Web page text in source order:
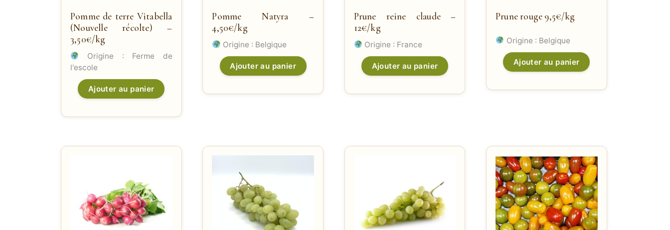
Pomme de terre Vitabella
(Nouvelle récolte) –
3,50€/kg
Origine : Ferme de
l'escole
Ajouter au panier
Pomme Natyra –
4,50€/kg
Origine : Belgique
Ajouter au panier
Prune reine claude –
12€/kg
Origine : France
Ajouter au panier
Prune rouge 9,5€/kg
Origine : Belgique
Ajouter au panier